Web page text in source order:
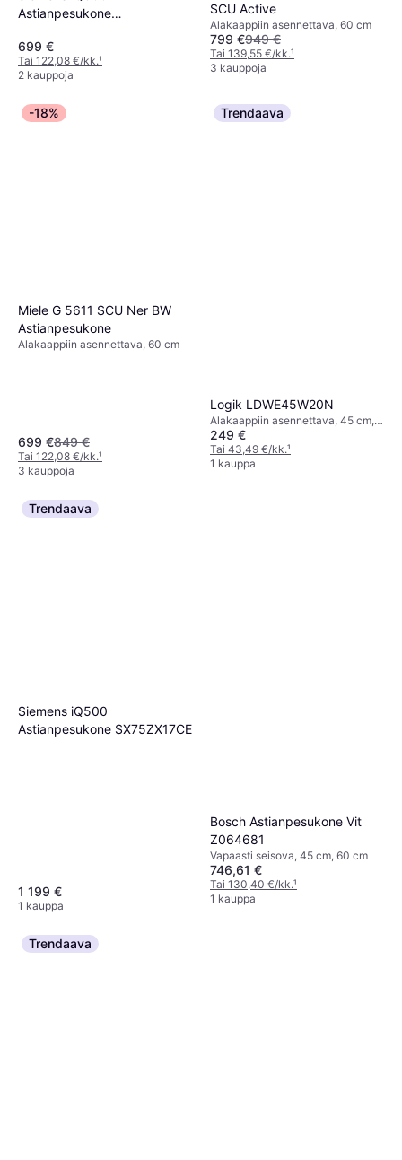
Astianpesukone
699 €
Tai 122,08 €/kk.¹
2 kauppoja
SCU Active
Alakaappiin asennettava, 60 cm
799 €949 €
Tai 139,55 €/kk.¹
3 kauppoja
-18%
Miele G 5611 SCU Ner BW
Astianpesukone
Alakaappiin asennettava, 60 cm
699 €849 €
Tai 122,08 €/kk.¹
3 kauppoja
Trendaava
Logik LDWE45W20N
Alakaappiin asennettava, 45 cm,
47 dB
249 €
Tai 43,49 €/kk.¹
1 kauppa
Trendaava
Siemens iQ500
Astianpesukone SX75ZX17CE
1 199 €
1 kauppa
Bosch Astianpesukone Vit
Z064681
Vapaasti seisova, 45 cm, 60 cm
746,61 €
Tai 130,40 €/kk.¹
1 kauppa
Trendaava